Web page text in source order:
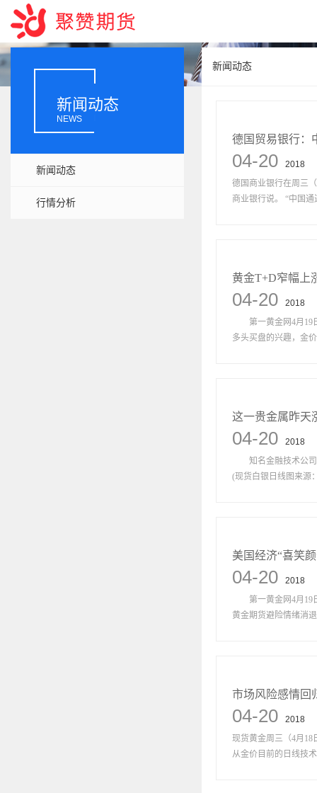
新闻动态
NEWS
新闻动态
行情分析
新闻动态
德国贸易银行：
04-20
2018
德国商业银行在周三
商业银行说。 “中国
黄金T+D窄幅上
04-20
2018
第一黄金网4月19日
多头买盘的兴趣，金
这一贵金属昨天
04-20
2018
知名金融技术公司
(现货白银日线图来源
美国经济“喜笑
04-20
2018
第一黄金网4月19日
黄金期货避险情绪消
市场风险感情回
04-20
2018
现货黄金周三（4月18
从金价目前的日线技